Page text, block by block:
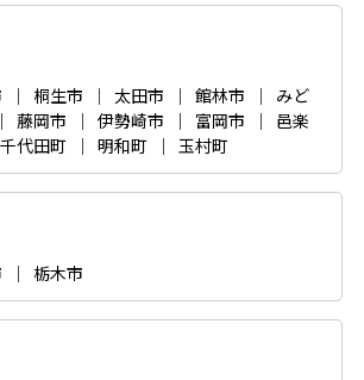
｜ 桐生市 ｜ 太田市 ｜ 館林市 ｜
みど
｜ 藤岡市 ｜ 伊勢崎市 ｜ 富岡市 ｜
邑楽
千代田町 ｜ 明和町 ｜ 玉村町
｜ 栃木市